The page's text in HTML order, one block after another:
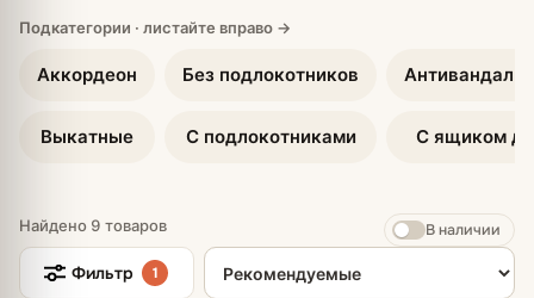
Аккордеон
Выкатные
Без подлокотников
С подлокотниками С ящиком
Найдено 9 товаров В наличии
Фильтр 1
Сортировка товаров